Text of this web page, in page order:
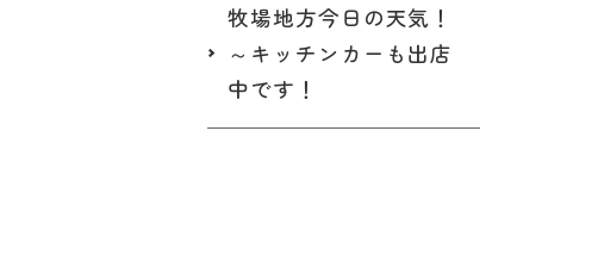
牧場地方今日の天気！
～キッチンカーも出店
中です！